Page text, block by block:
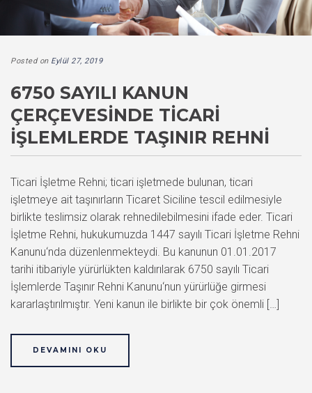
Posted on Eylül 27, 2019
6750 SAYILI KANUN
ÇERÇEVESINDE TICARI
İŞLEMLERDE TAŞINIR REHNI
Ticari İşletme Rehni; ticari işletmede bulunan, ticari
işletmeye ait taşınırların Ticaret Siciline tescil edilmesiyle
birlikte teslimsiz olarak rehnedilebilmesini ifade eder. Ticari
İşletme Rehni, hukukumuzda 1447 sayılı Ticari İşletme Rehni
Kanunu‘nda düzenlenmekteydi. Bu kanunun 01.01.2017
tarihi itibariyle yürürlükten kaldırılarak 6750 sayılı Ticari
İşlemlerde Taşınır Rehni Kanunu‘nun yürürlüğe girmesi
kararlaştırılmıştır. Yeni kanun ile birlikte bir çok önemli […]
DEVAMINI OKU